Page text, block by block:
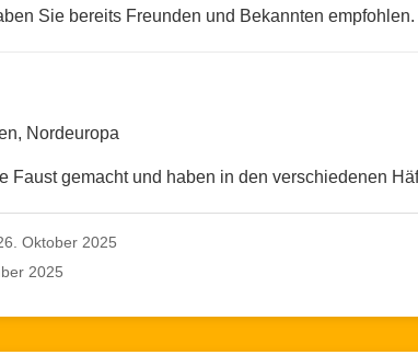
Sie bereits Freunden und Bekannten empfohlen.
Nordeuropa
Faust gemacht und haben in den verschiedenen
Oktober 2025
2025